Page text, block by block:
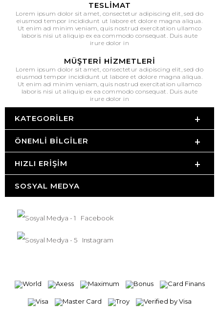
TESLIMAT
Lorem ipsum dolor sit amet, consectetur adipiscing elit, sed do
eiusmod tempor incididunt ut labore et dolore magna aliqua.
Ut enim ad minim veniam, quis nostrud exercitation ullamco
laboris nisi ut aliquip ex ea commodo consequat. Duis aute
irure dolor in
MÜŞTERI HIZMETLERI
Lorem ipsum dolor sit amet, consectetur adipiscing elit, sed do
eiusmod tempor incididunt ut labore et dolore magna aliqua.
Ut enim ad minim veniam, quis nostrud exercitation ullamco
laboris nisi ut aliquip ex ea commodo consequat. Duis aute
irure dolor in
KATEGORILER
ÖNEMLI BILGILER
HIZLI ERIŞIM
SOSYAL MEDYA
Facebook
Instagram